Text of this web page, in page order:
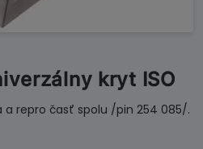
kryt ISO
a repro časť spolu /pin 254 085/.